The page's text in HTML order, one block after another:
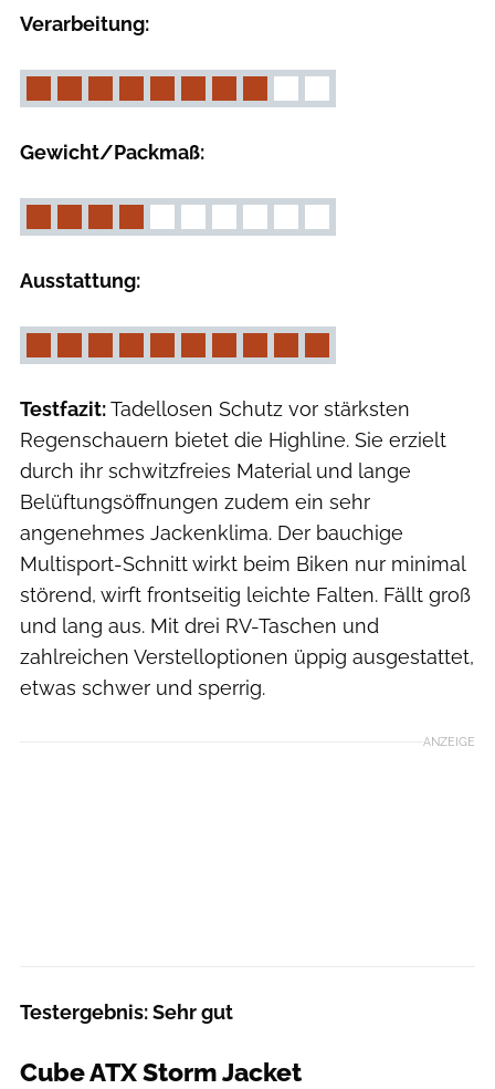
Verarbeitung:
Gewicht/Packmaß:
Ausstattung:
Testfazit:Tadellosen Schutz vor stärksten
Regenschauern bietet die Highline. Sie erzielt
durch ihr schwitzfreies Material und lange
Belüftungsöffnungen zudem ein sehr
angenehmes Jackenklima. Der bauchige
Multisport-Schnitt wirkt beim Biken nur minimal
störend, wirft frontseitig leichte Falten. Fällt groß
und lang aus. Mit drei RV-Taschen und
zahlreichen Verstelloptionen üppig ausgestattet,
etwas schwer und sperrig.
ANZEIGE
Testergebnis: Sehr gut
Cube ATX Storm Jacket